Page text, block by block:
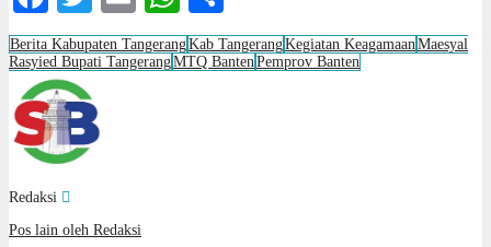
Berita Kabupaten TangerangKab TangerangKegiatan Keagamaan Maesyal
Rasyied Bupati TangerangMTQ Banten Pemprov Banten
Redaksi
Pos lain oleh Redaksi